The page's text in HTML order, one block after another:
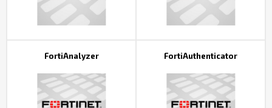
FortiAnalyzer FortiAuthenticator